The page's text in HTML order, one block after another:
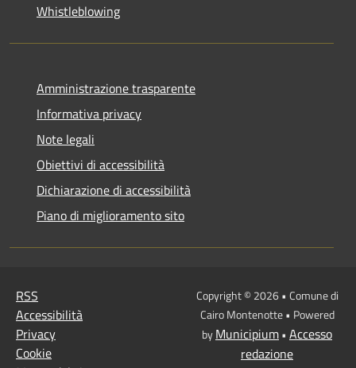
Whistleblowing
Amministrazione trasparente
Informativa privacy
Note legali
Obiettivi di accessibilità
Dichiarazione di accessibilità
Piano di miglioramento sito
RSS
Accessibilità
Privacy
Cookie
Copyright © 2026 • Comune di
Cairo Montenotte • Powered
byMunicipium• Accesso
redazione